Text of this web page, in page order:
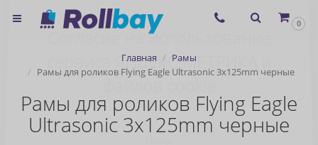
0
Главная
Рамы
Рамы для роликов Flying Eagle Ultrasonic 3x125mm черные
Рамы для роликов Flying Eagle
Ultrasonic 3x125mm черные
×
сервиса ЯНДЕКС.МЕТРИКА и
файлов cookie